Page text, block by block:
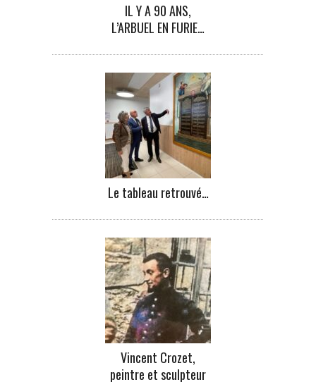
IL Y A 90 ANS,
L’ARBUEL EN FURIE…
Le tableau retrouvé…
Vincent Crozet,
peintre et sculpteur